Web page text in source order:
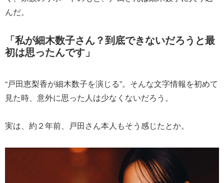
んだ。
「私が細木数子さん？到底できないだろうと最
初は思ったんです」
“戸田恵梨香が細木数子を演じる”。そんな文字情報を初めて
見た時、意外に思った人は少なくないだろう。
実は、約２年前、戸田さん本人もそう感じたとか。